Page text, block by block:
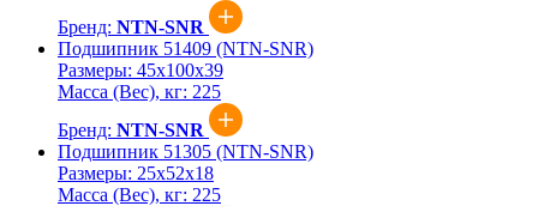
Бренд: NTN-SNR
Подшипник 51409 (NTN-SNR)
Размеры: 45x100x39
Масса (Вес), кг: 225
Бренд: NTN-SNR
Подшипник 51305 (NTN-SNR)
Размеры: 25x52x18
Масса (Вес), кг: 225